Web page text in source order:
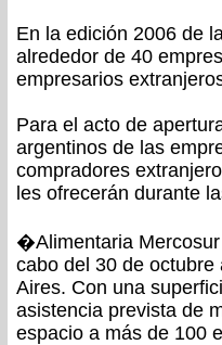
En la edición 2006 de
alrededor de 40
empresarios
Para el acto de
argentinos de las
compradores
les ofrecerán durante
�Alimentaria
cabo del 30 de
Aires. Con una
asistencia prevista de
espacio a más de 100